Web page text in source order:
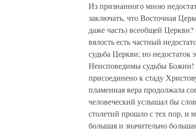
Из признанного мною
заключать, что Восточная
даже часть) всеобщей
вялость есть частный
судьба Церкви; но недостаток
Неисповедимы судьбы Божии!
присоединено к стаду
пламенная вера продолжала
человеческий услышал бы
столетий прошло с тех пор, и
большая и значительно